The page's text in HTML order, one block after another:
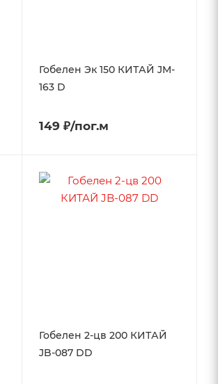
Гобелен Эк 150 КИТАЙ JM-
163 D
149 ₽/пог.м
Гобелен 2-цв 200 КИТАЙ
JB-087 DD